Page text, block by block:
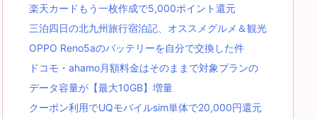
楽天カードもう一枚作成で5,000ポイント還元
三泊四日の北九州旅行宿泊記、オススメグルメ＆観光
OPPO Reno5aのバッテリーを自分で交換した件
ドコモ・ahamo月額料金はそのままで対象プランの
データ容量が【最大10GB】増量
クーポン利用でUQモバイルsim単体で20,000円還元